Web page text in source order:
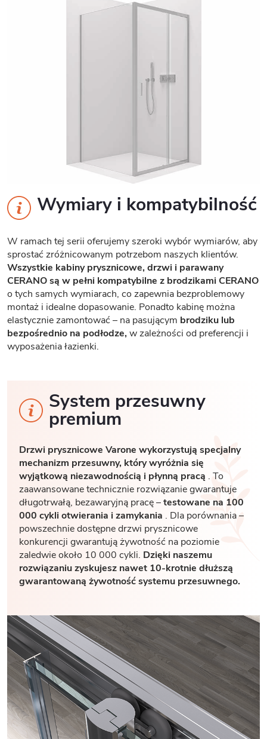
Wymiary i kompatybilność
W ramach tej serii oferujemy szeroki wybór wymiarów, aby
sprostać zróżnicowanym potrzebom naszych klientów.
Wszystkie kabiny prysznicowe, drzwi i parawany
CERANO są w pełni kompatybilne z brodzikami CERANO
o tych samych wymiarach, co zapewnia bezproblemowy
montaż i idealne dopasowanie. Ponadto kabinę można
elastycznie zamontować – na pasującym brodziku lub
bezpośrednio na podłodze,w zależności od preferencji i
wyposażenia łazienki.
System przesuwny
premium
Drzwi prysznicowe Varone wykorzystują specjalny
mechanizm przesuwny, który wyróżnia się
wyjątkową niezawodnością i płynną pracą . To
zaawansowane technicznie rozwiązanie gwarantuje
długotrwałą, bezawaryjną pracę –testowane na 100
000 cykli otwierania i zamykania . Dla porównania –
powszechnie dostępne drzwi prysznicowe
konkurencji gwarantują żywotność na poziomie
zaledwie około 10 000 cykli. Dzięki naszemu
rozwiązaniu zyskujesz nawet 10-krotnie dłuższą
gwarantowaną żywotność systemu przesuwnego.